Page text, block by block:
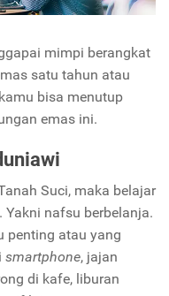
mimpi berangkat
satu tahun atau
bisa menutup
emas ini.
Suci, maka belajar
nafsu berbelanja.
penting atau yang
smartphone, jajan
di kafe, liburan